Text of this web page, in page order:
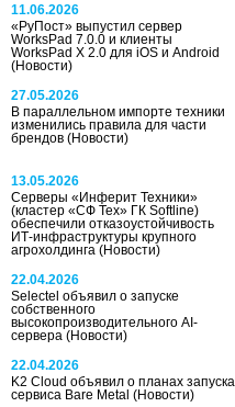
11.06.2026
«РуПост» выпустил сервер
WorksPad 7.0.0 и клиенты
WorksPad X 2.0 для iOS и Android
(Новости)
27.05.2026
В параллельном импорте техники
изменились правила для части
брендов (Новости)
13.05.2026
Серверы «Инферит Техники»
(кластер «СФ Тех» ГК Softline)
обеспечили отказоустойчивость
ИТ-инфраструктуры крупного
агрохолдинга (Новости)
22.04.2026
Selectel объявил о запуске
собственного
высокопроизводительного AI-
сервера (Новости)
22.04.2026
K2 Cloud объявил о планах запуска
сервиса Bare Metal (Новости)